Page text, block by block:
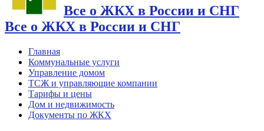
Все о ЖКХ в России и СНГ
Все о ЖКХ в России и СНГ
Главная
Коммунальные услуги
Управление домом
ТСЖ и управляющие компании
Тарифы и цены
Дом и недвижимость
Документы по ЖКХ